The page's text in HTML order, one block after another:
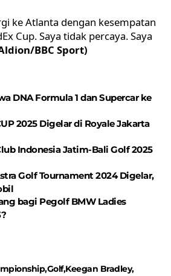
ke Atlanta dengan kesempatan
Cup. Saya tidak percaya. Saya
BBC Sport)
DNA Formula 1 dan Supercar ke
2025 Digelar di Royale Jakarta
Indonesia Jatim-Bali Golf 2025
Golf Tournament 2024 Digelar,
bagi Pegolf BMW Ladies
GolfKeegan Bradley